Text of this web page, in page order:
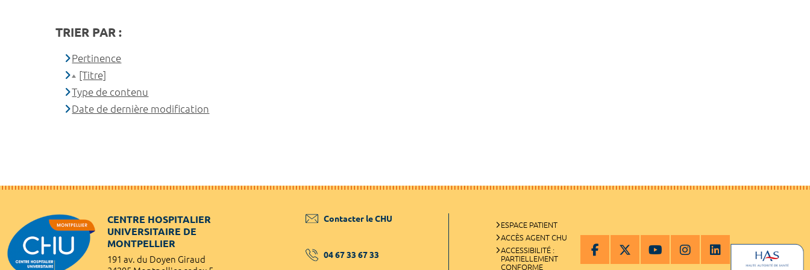
TRIER PAR :
Pertinence
[Titre]
Type de contenu
Date de dernière modification
CENTRE HOSPITALIER
UNIVERSITAIRE DE
MONTPELLIER
191 av. du Doyen Giraud
Contacter le CHU
04 67 33 67 33
ESPACE PATIENT
ACCÈS AGENT CHU
ACCESSIBILITÉ :
PARTIELLEMENT
CONFORME